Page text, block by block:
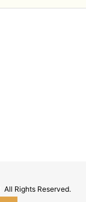
All Rights Reserved.